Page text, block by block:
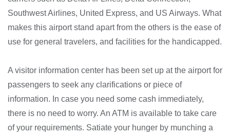
Southwest Airlines, United Express, and US Airways. What
makes this airport stand apart from the others is the ease of
use for general travelers, and facilities for the handicapped.
A visitor information center has been set up at the airport for
passengers to seek any clarifications or piece of
information. In case you need some cash immediately,
there is no need to worry. An ATM is available to take care
of your requirements. Satiate your hunger by munching a